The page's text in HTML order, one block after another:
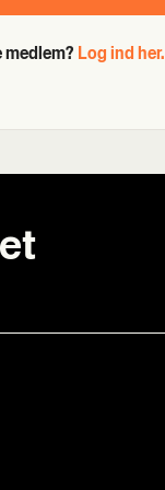
medlem? Log ind her.